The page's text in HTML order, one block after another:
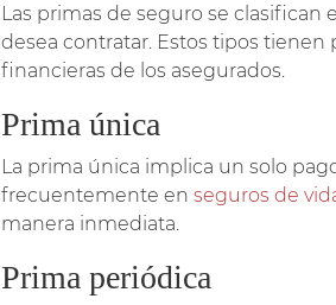
Las primas de seguro se clasifican
desea contratar. Estos tipos tienen
financieras de los asegurados.
Prima única
La prima única implica un solo
frecuentemente en seguros de
manera inmediata.
Prima periódica